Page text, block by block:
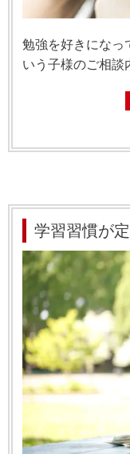
勉強を好きになっ
いう子様のご相談
学習習慣が